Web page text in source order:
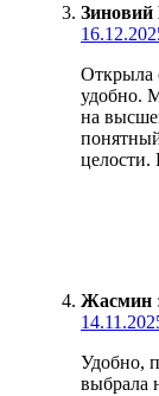
Открыла
удобно.
на
целости.
Жасмин :
Удобно,
выбрала